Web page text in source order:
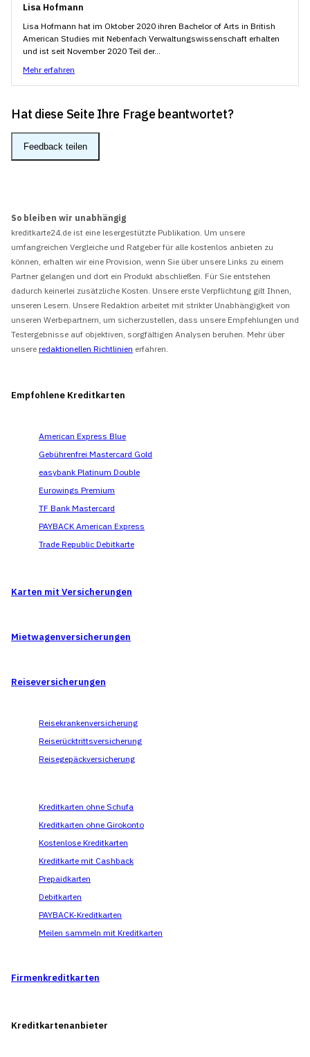
Lisa Hofmann
Lisa Hofmann hat im Oktober 2020 ihren Bachelor of Arts in British
American Studies mit Nebenfach Verwaltungswissenschaft erhalten
und ist seit November 2020 Teil der...
Mehr erfahren
Hat diese Seite Ihre Frage beantwortet?
Feedback teilen
So bleiben wir unabhängig
kreditkarte24.de ist eine lesergestützte Publikation. Um unsere
umfangreichen Vergleiche und Ratgeber für alle kostenlos anbieten zu
können, erhalten wir eine Provision, wenn Sie über unsere Links zu einem
Partner gelangen und dort ein Produkt abschließen. Für Sie entstehen
dadurch keinerlei zusätzliche Kosten. Unsere erste Verpflichtung gilt Ihnen,
unseren Lesern. Unsere Redaktion arbeitet mit strikter Unabhängigkeit von
unseren Werbepartnern, um sicherzustellen, dass unsere Empfehlungen und
Testergebnisse auf objektiven, sorgfältigen Analysen beruhen. Mehr über
unsere redaktionellen Richtlinien erfahren.
Empfohlene Kreditkarten
American Express Blue
Gebührenfrei Mastercard Gold
easybank Platinum Double
Eurowings Premium
TF Bank Mastercard
PAYBACK American Express
Trade Republic Debitkarte
Karten mit Versicherungen
Mietwagen­versicherungen
Reise­versicherungen
Reisekrankenversicherung
Reiserücktrittsversicherung
Reisegepäckversicherung
Kreditkarten ohne Schufa
Kreditkarten ohne Girokonto
Kostenlose Kreditkarten
Kreditkarte mit Cashback
Prepaidkarten
Debitkarten
PAYBACK-Kreditkarten
Meilen sammeln mit Kreditkarten
Firmenkreditkarten
Kreditkarten­­anbieter